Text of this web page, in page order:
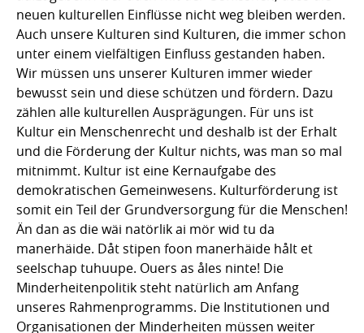
neuen kulturellen Einflüsse nicht weg bleiben werden.
Auch unsere Kulturen sind Kulturen, die immer schon
unter einem vielfältigen Einfluss gestanden haben.
Wir müssen uns unserer Kulturen immer wieder
bewusst sein und diese schützen und fördern. Dazu
zählen alle kulturellen Ausprägungen. Für uns ist
Kultur ein Menschenrecht und deshalb ist der Erhalt
und die Förderung der Kultur nichts, was man so mal
mitnimmt. Kultur ist eine Kernaufgabe des
demokratischen Gemeinwesens. Kulturförderung ist
somit ein Teil der Grundversorgung für die Menschen!
Än dan as die wäi natörlik ai mör wid tu da
manerhäide. Dåt stipen foon manerhäide hålt et
seelschap tuhuupe. Ouers as åles ninte! Die
Minderheitenpolitik steht natürlich am Anfang
unseres Rahmenprogramms. Die Institutionen und
Organisationen der Minderheiten müssen weiter